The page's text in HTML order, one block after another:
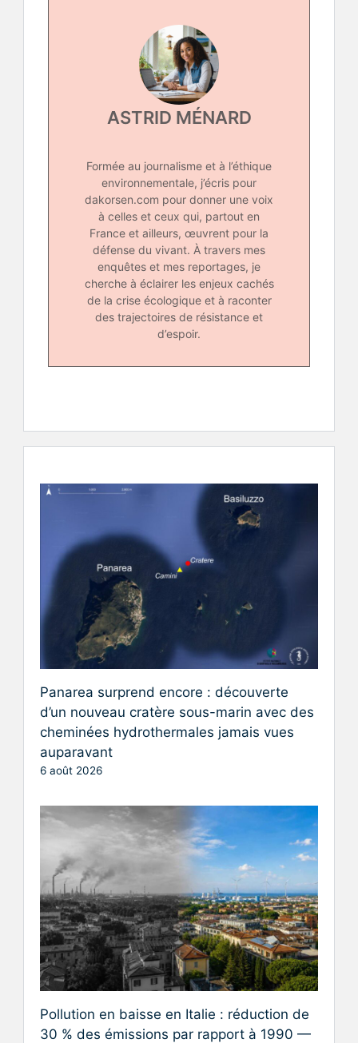
ASTRID MÉNARD
Formée au journalisme et à l’éthique
environnementale, j’écris pour
dakorsen.com pour donner une voix
à celles et ceux qui, partout en
France et ailleurs, œuvrent pour la
défense du vivant. À travers mes
enquêtes et mes reportages, je
cherche à éclairer les enjeux cachés
de la crise écologique et à raconter
des trajectoires de résistance et
d’espoir.
Panarea surprend encore : découverte
d’un nouveau cratère sous-marin avec des
cheminées hydrothermales jamais vues
auparavant
6 août 2026
Pollution en baisse en Italie : réduction de
30 % des émissions par rapport à 1990 —